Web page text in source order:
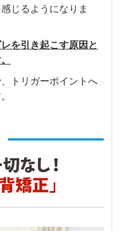
で通院しました。
できました。
回体の動きを見て、
でき、とてもすっき
。
効いていくのかも併
アの時に思い出しな
ョンも上がります！
じるようになりま
を引き起こす原因と
トリガーポイントへ